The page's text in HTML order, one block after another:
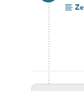
Tag 11